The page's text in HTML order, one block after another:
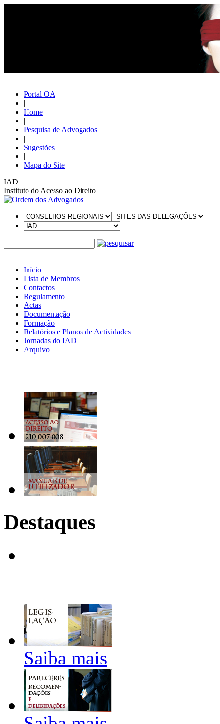
Portal OA
|
Home
|
Pesquisa de Advogados
|
Sugestões
|
Mapa do Site
IAD
Instituto do Acesso ao Direito
Início
Lista de Membros
Contactos
Regulamento
Actas
Documentação
Formação
Relatórios e Planos de Actividades
Jornadas do IAD
Arquivo
Destaques
Saiba mais